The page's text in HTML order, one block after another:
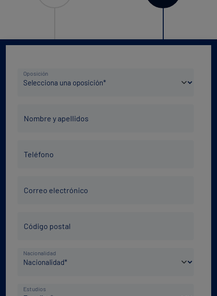
Oposición
Oposición
Nombre y apellidos
Teléfono
electrónico
Correo electrónico
Postal
Código postal
País
de
Nacionalidad
Nivel
Estudios